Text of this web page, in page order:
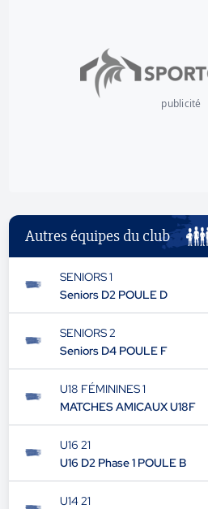
publicité
Autres équipes du club
SENIORS 1
Seniors D2 POULE D
SENIORS 2
Seniors D4 POULE F
U18 FÉMININES 1
MATCHES AMICAUX U18F
U16 21
U16 D2 Phase 1 POULE B
U14 21